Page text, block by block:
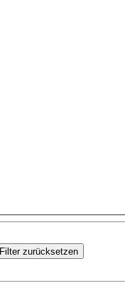
Filter zurücksetzen